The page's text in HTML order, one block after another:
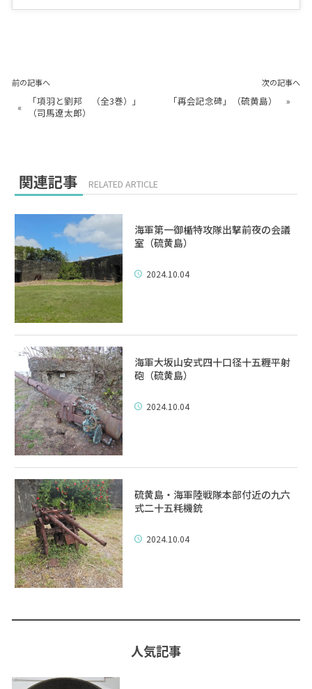
前の記事へ
«
「項羽と劉邦 （全3巻）」
（司馬遼太郎）
次の記事へ
「再会記念碑」（硫黄島） »
関連記事 RELATED ARTICLE
海軍第一御楯特攻隊出撃前夜の会議
室（硫黄島）
2024.10.04
海軍大坂山安式四十口径十五糎平射
砲（硫黄島）
2024.10.04
硫黄島・海軍陸戦隊本部付近の九六
式二十五粍機銃
2024.10.04
人気記事